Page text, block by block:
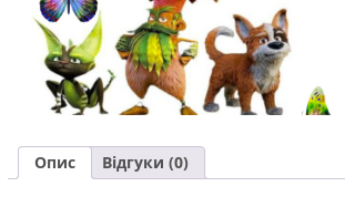
Опис Відгуки (0)